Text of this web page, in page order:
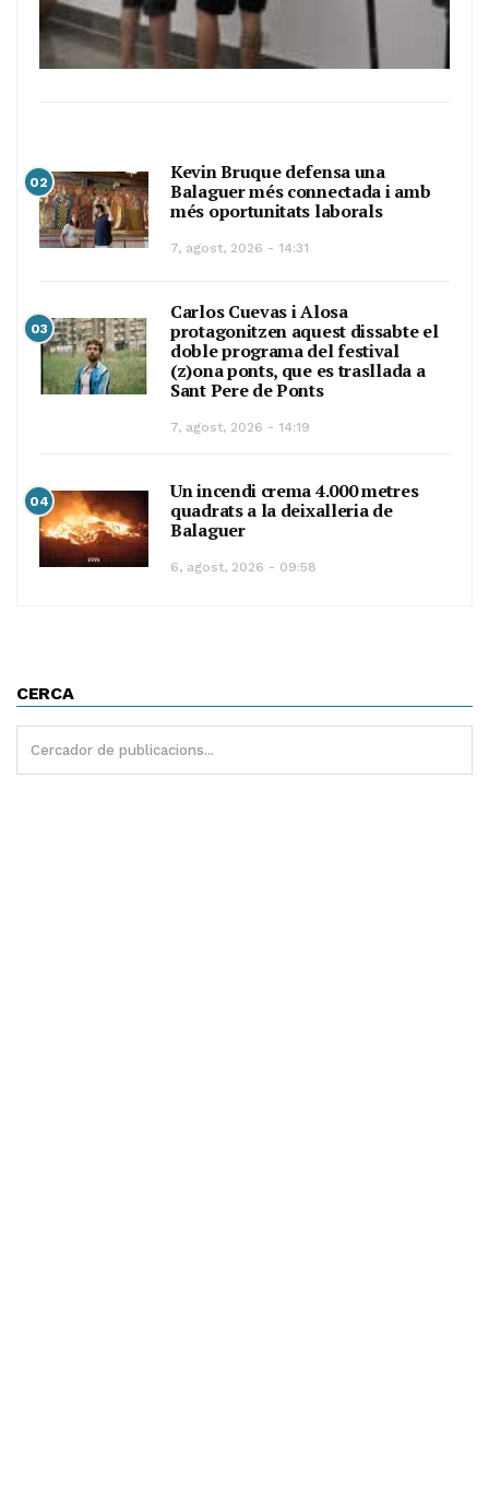
02
Kevin Bruque defensa una
Balaguer més connectada i amb
més oportunitats laborals
7, agost, 2026 - 14:31
03
Carlos Cuevas i Alosa
protagonitzen aquest dissabte el
doble programa del festival
(z)ona ponts, que es trasllada a
Sant Pere de Ponts
7, agost, 2026 - 14:19
04
Un incendi crema 4.000 metres
quadrats a la deixalleria de
Balaguer
6, agost, 2026 - 09:58
CERCA